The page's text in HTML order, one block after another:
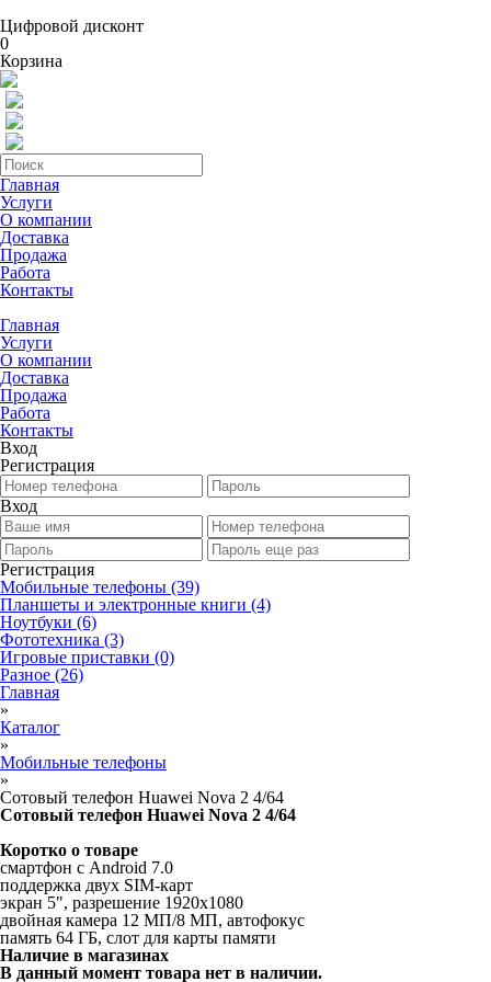
Цифровой дисконт
0
Корзина
Главная
Услуги
О компании
Доставка
Продажа
Работа
Контакты
Главная
Услуги
О компании
Доставка
Продажа
Работа
Контакты
Вход
Регистрация
Вход
Регистрация
Мобильные телефоны (39)
Планшеты и электронные книги (4)
Ноутбуки (6)
Фототехника (3)
Игровые приставки (0)
Разное (26)
Главная
»
Каталог
»
Мобильные телефоны
»
Сотовый телефон Huawei Nova 2 4/64
Сотовый телефон Huawei Nova 2 4/64
Коротко о товаре
смартфон с Android 7.0
поддержка двух SIM-карт
экран 5", разрешение 1920x1080
двойная камера 12 МП/8 МП, автофокус
память 64 ГБ, слот для карты памяти
Наличие в магазинах
В данный момент товара нет в наличии.